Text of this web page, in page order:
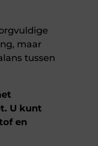
maar
tussen
U kunt
en